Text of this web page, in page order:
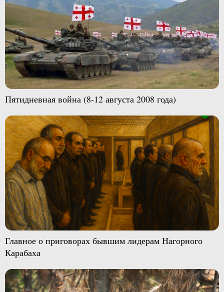
Пятидневная война (8-12 августа 2008 года)
Главное о приговорах бывшим лидерам Нагорного
Карабаха